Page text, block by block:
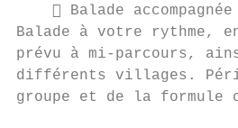
 Balade accompagnée
Balade à votre rythme,
prévu à mi-parcours,
différents villages.
groupe et de la formule